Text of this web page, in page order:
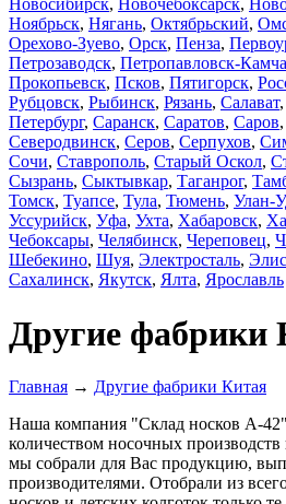
Новосибирск, Новочебоксарск,
Ноябрьск, Нягань, Октябрьский,
Орехово-Зуево, Орск, Пенза,
Петрозаводск, Петропавловск-
Прокопьевск, Псков, Пятигорск,
Рубцовск, Рыбинск, Рязань, Салават,
Петербург, Саранск, Саратов, Саров,
Северодвинск, Серов, Серпухов,
Сочи, Ставрополь, Старый Оскол,
Сызрань, Сыктывкар, Таганрог,
Томск, Туапсе, Тула, Тюмень, Улан-
Уссурийск, Уфа, Ухта, Хабаровск,
Чебоксары, Челябинск, Череповец,
Шебекино, Шуя, Электросталь,
Сахалинск, Якутск, Ялта, Ярославль
Другие фабрики
Главная → Другие фабрики Китая
Наша компания "Склад носков А-
количеством носочных
мы собрали для Вас продукцию,
производителями. Отобрали из